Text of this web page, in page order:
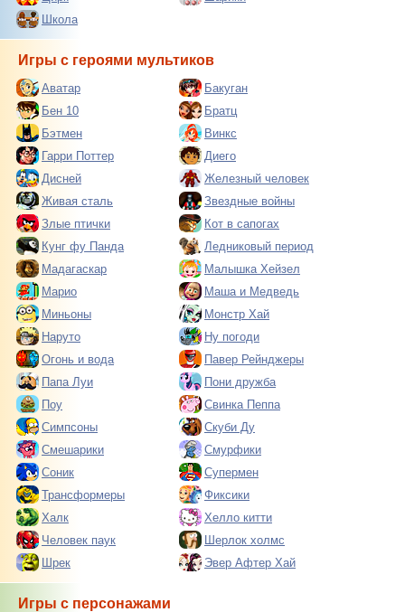
Школа
Игры с героями мультиков
Аватар
Бакуган
Бен 10
Братц
Бэтмен
Винкс
Гарри Поттер
Диего
Дисней
Железный человек
Живая сталь
Звездные войны
Злые птички
Кот в сапогах
Кунг фу Панда
Ледниковый период
Мадагаскар
Малышка Хейзел
Марио
Маша и Медведь
Миньоны
Монстр Хай
Наруто
Ну погоди
Огонь и вода
Павер Рейнджеры
Папа Луи
Пони дружба
Поу
Свинка Пеппа
Симпсоны
Скуби Ду
Смешарики
Смурфики
Соник
Супермен
Трансформеры
Фиксики
Халк
Хелло китти
Человек паук
Шерлок холмс
Шрек
Эвер Афтер Хай
Игры с персонажами